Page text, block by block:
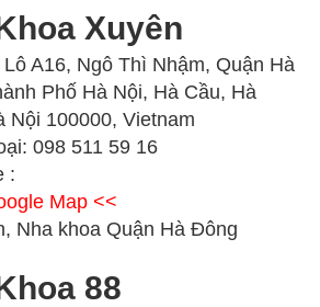
Xuyên
A16, Ngô Thì Nhậm, Quận Hà
Phố Hà Nội, Hà Cầu, Hà
Nội 100000, Vietnam
098 511 59 16
:
Map <<
Nha khoa Quận Hà Đông
88